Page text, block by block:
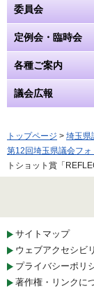
委員会
定例会・臨時会
各種ご案内
議会広報
トップページ > 埼玉県
第12回埼玉県議会フ
トショット賞「
サイトマップ
ウェブアクセシビ
プライバシーポリ
著作権・リンクに